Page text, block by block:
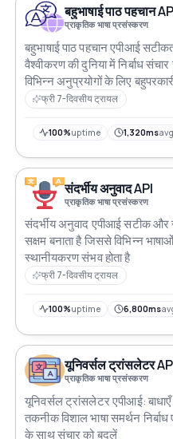
बहुभाषाई पाठ पहचान
प्राकृतिक भाषा प्रसंस्करण
बहुभाषाई पाठ पहचान एपीआई
वैश्वीकरण की दुनिया में निर्बाध
विभिन्न अनुप्रयोगों के लिए
फ्री 7-दिवसीय ट्रायल
100%uptime 1,320msavg
संदर्भीय अनुवाद API
प्राकृतिक भाषा प्रसंस्करण
संदर्भीय अनुवाद एपीआई सटीक और
सक्षम बनाता है जिससे विभिन्न
स्थानीयकरण संभव होता है
फ्री 7-दिवसीय ट्रायल
100%uptime 6,800ms
यूनिवर्सल ट्रांसलेटर
प्राकृतिक भाषा प्रसंस्करण
यूनिवर्सल ट्रांसलेटर एपीआई:
तकनीक विशाल भाषा समर्थन
के साथ संचार को बदलें